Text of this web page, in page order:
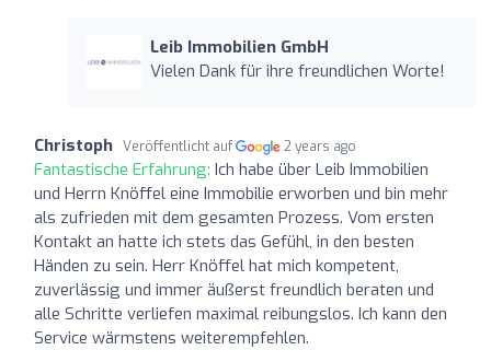
Leib Immobilien GmbH
Vielen Dank für ihre freundlichen Worte!
Christoph Veröffentlicht auf 2 years ago
Fantastische Erfahrung: Ich habe über Leib Immobilien
und Herrn Knöffel eine Immobilie erworben und bin mehr
als zufrieden mit dem gesamten Prozess. Vom ersten
Kontakt an hatte ich stets das Gefühl, in den besten
Händen zu sein. Herr Knöffel hat mich kompetent,
zuverlässig und immer äußerst freundlich beraten und
alle Schritte verliefen maximal reibungslos. Ich kann den
Service wärmstens weiterempfehlen.